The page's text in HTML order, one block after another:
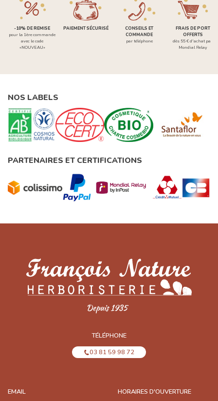
-10% DE REMISE
pour la 1ère commande
avec le code
«NOUVEAU»
PAIEMENT SÉCURISÉ
CONSEILS ET
COMMANDE
par téléphone
FRAIS DE PORT
OFFERTS
dès 55 € d'achat par
Mondial Relay
NOS LABELS
PARTENAIRES ET CERTIFICATIONS
TÉLÉPHONE
03 81 59 98 72
EMAIL
HORAIRES D'OUVERTURE